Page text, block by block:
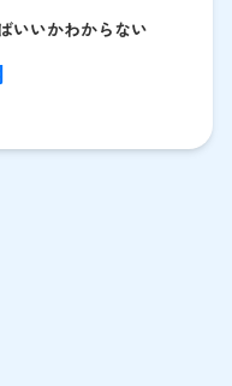
いいかわからない